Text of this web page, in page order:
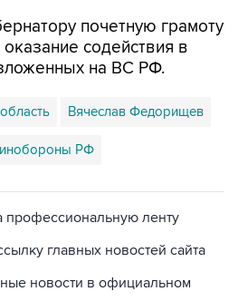
почетную грамоту
содействия в
на ВС РФ.
Вячеслав Федорищев
РФ
профессиональную ленту
главных новостей сайта
новости в официальном